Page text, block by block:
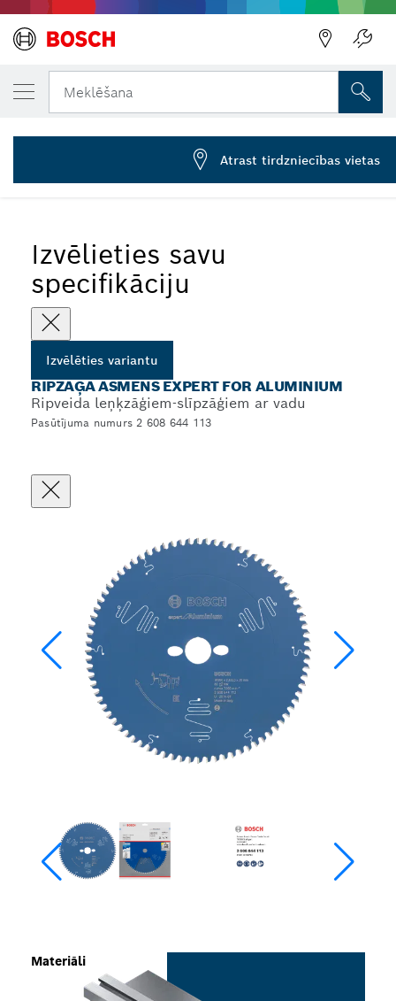
Meklēšana
... Expert for Aluminium ripzāģa asmeņi leņķzāģiem–slīpzāģiem
Izvēlieties savu
specifikāciju
Izvēlēties variantu
RIPZĀĢA ASMENS EXPERT FOR ALUMINIUM
Ripveida leņķzāģiem-slīpzāģiem ar vadu
Pasūtījuma numurs 2 608 644 113
Materiāli
JŪSU IZVĒLĒTAIS VARIANTS
Ripzāģa asmens Expert for Aluminium
2 608 644 113
Atrast tirdzniecības vietas